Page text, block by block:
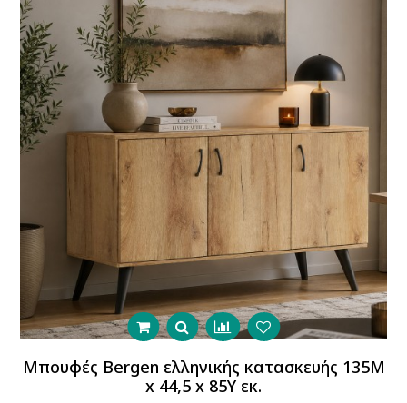
Μπουφές Bergen ελληνικής κατασκευής 135Μ
x 44,5 x 85Υ εκ.